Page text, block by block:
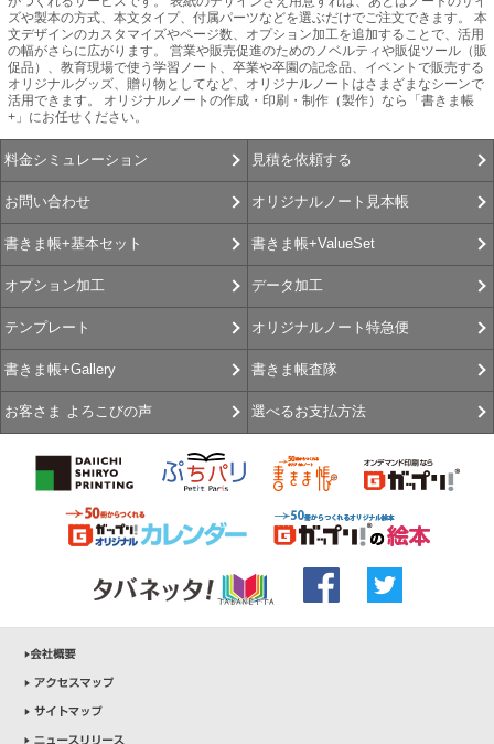
ズや製本の方式、本文タイプ、付属パーツなどを選ぶだけでご注文できます。 本
文デザインのカスタマイズやページ数、オプション加工を追加することで、活用
の幅がさらに広がります。 営業や販売促進のためのノベルティや販促ツール（販
促品）、教育現場で使う学習ノート、卒業や卒園の記念品、イベントで販売する
オリジナルグッズ、贈り物としてなど、オリジナルノートはさまざまなシーンで
活用できます。 オリジナルノートの作成・印刷・制作（製作）なら「書きま帳
+」にお任せください。
料金シミュレーション 見積を依頼する
お問い合わせ オリジナルノート見本帳
書きま帳+基本セット 書きま帳+ValueSet
オプション加工 データ加工
テンプレート オリジナルノート特急便
書きま帳+Gallery 書きま帳査隊
お客さま よろこびの声 選べるお支払方法